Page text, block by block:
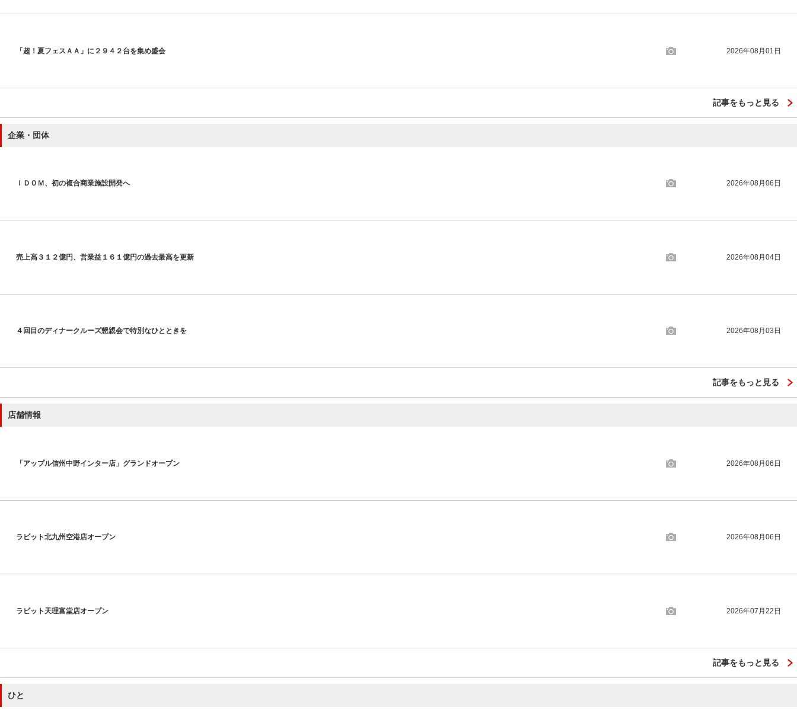
「超！夏フェスＡＡ」に２９４２台を集め盛会 2026年08月01日
記事をもっと見る
企業・団体
ＩＤＯＭ、初の複合商業施設開発へ 2026年08月06日
売上高３１２億円、営業益１６１億円の過去最高を更新 2026年08月04日
４回目のディナークルーズ懇親会で特別なひとときを 2026年08月03日
記事をもっと見る
店舗情報
「アップル信州中野インター店」グランドオープン 2026年08月06日
ラビット北九州空港店オープン 2026年08月06日
ラビット天理富堂店オープン 2026年07月22日
記事をもっと見る
ひと